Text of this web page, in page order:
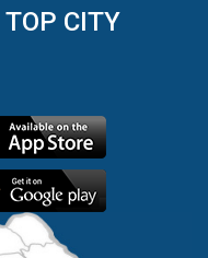
TOP CITY